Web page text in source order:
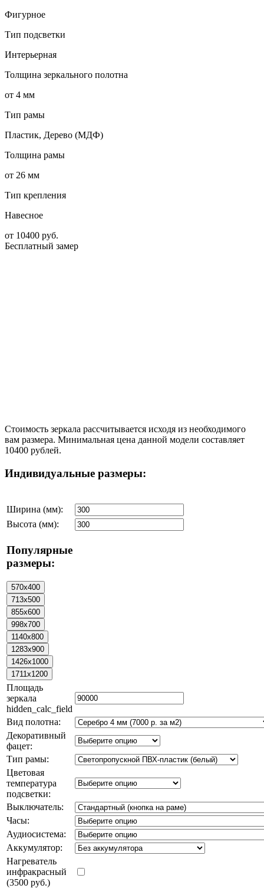
Фигурное
Тип подсветки
Интерьерная
Толщина зеркального полотна
от 4 мм
Тип рамы
Пластик, Дерево (МДФ)
Толщина рамы
от 26 мм
Тип крепления
Навесное
от 10400 руб.
Бесплатный замер
Стоимость зеркала рассчитывается исходя из необходимого
вам размера. Минимальная цена данной модели составляет
10400 рублей.
Индивидуальные размеры:
Ширина (мм):
Высота (мм):
Популярные
размеры:
Площадь
зеркала
hidden_calc_field
Вид полотна:
Декоративный
фацет:
Тип рамы:
Цветовая
температура
подсветки:
Выключатель:
Часы:
Аудиосистема:
Аккумулятор:
Нагреватель
инфракрасный
(3500 руб.)